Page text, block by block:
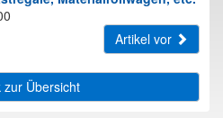
Artikel vor
zur Übersicht